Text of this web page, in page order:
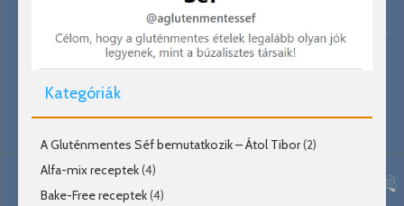
Kategóriák
A Gluténmentes Séf bemutatkozik – Átol Tibor(2)
Alfa-mix receptek(4)
Bake-Free receptek(4)